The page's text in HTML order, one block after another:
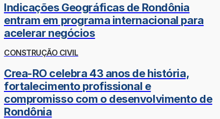
Indicações Geográficas de Rondônia
entram em programa internacional para
acelerar negócios
CONSTRUÇÃO CIVIL
Crea-RO celebra 43 anos de história,
fortalecimento profissional e
compromisso com o desenvolvimento de
Rondônia